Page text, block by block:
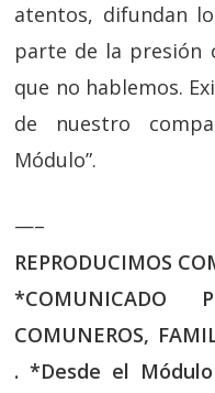
atentos, difundan
parte de la presión
que no hablemos.
de nuestro
Módulo”.
—–
REPRODUCIMOS
*COMUNICADO
COMUNEROS,
.*Desde el